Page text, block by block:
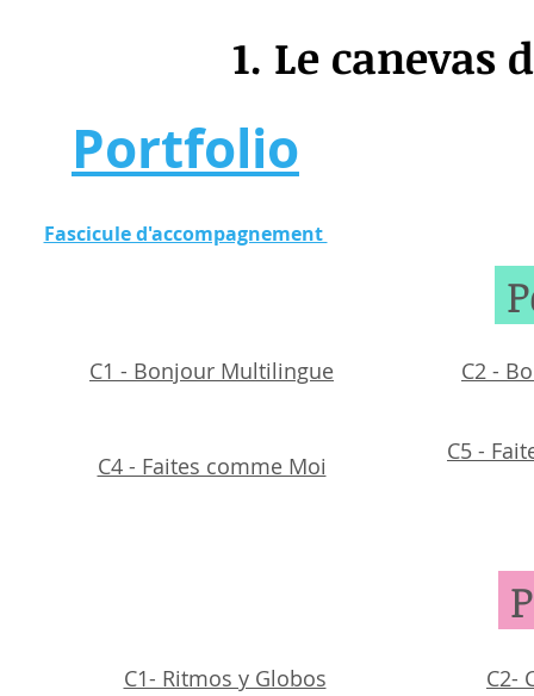
1. Le canevas
Portfolio
Fascicule d'accompagnement
C1 - Bonjour Multilingue C2 -
C4 - Faites comme Moi
C5 -
C1- Ritmos y Globos C2-